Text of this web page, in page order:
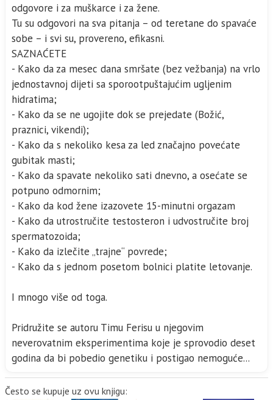
odgovore i za muškarce i za žene.
Tu su odgovori na sva pitanja – od teretane do spavaće
sobe – i svi su, provereno, efikasni.
SAZNAĆETE
- Kako da za mesec dana smršate (bez vežbanja) na vrlo
jednostavnoj dijeti sa sporootpuštajućim ugljenim
hidratima;
- Kako da se ne ugojite dok se prejedate (Božić,
praznici, vikendi);
- Kako da s nekoliko kesa za led značajno povećate
gubitak masti;
- Kako da spavate nekoliko sati dnevno, a osećate se
potpuno odmornim;
- Kako da kod žene izazovete 15-minutni orgazam
- Kako da utrostručite testosteron i udvostručite broj
spermatozoida;
- Kako da izlečite „trajne“ povrede;
- Kako da s jednom posetom bolnici platite letovanje.
I mnogo više od toga.
Pridružite se autoru Timu Ferisu u njegovim
neverovatnim eksperimentima koje je sprovodio deset
godina da bi pobedio genetiku i postigao nemoguće...
Često se kupuje uz ovu knjigu: